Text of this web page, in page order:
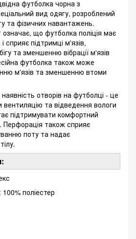
футболка чорна з
вид одягу, розроблений
та фізичних навантажень.
що футболка поліція має
і сприяє підтримці м'язів,
та зменшенню вібрації м'язів
футболка також може
м'язів та зменшенню втоми
отворів на футболці - це
та відведення вологи
підтримувати комфортний
Перфорація також сприяє
поту та надає
поліестер